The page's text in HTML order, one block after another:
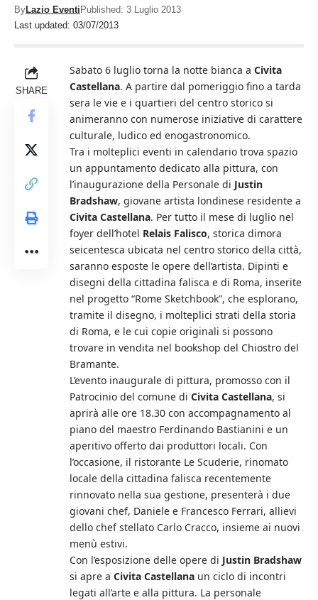
Last updated: 03/07/2013
ByLazio Eventi Published: 3 Luglio 2013
SHARE
Sabato 6 luglio torna la notte bianca a Civita
Castellana. A partire dal pomeriggio fino a tarda
sera le vie e i quartieri del centro storico si
animeranno con numerose iniziative di carattere
culturale, ludico ed enogastronomico.
Tra i molteplici eventi in calendario trova spazio
un appuntamento dedicato alla pittura, con
l’inaugurazione della Personale di Justin
Bradshaw, giovane artista londinese residente a
Civita Castellana. Per tutto il mese di luglio nel
foyer dell’hotel Relais Falisco, storica dimora
seicentesca ubicata nel centro storico della città,
saranno esposte le opere dell’artista. Dipinti e
disegni della cittadina falisca e di Roma, inserite
nel progetto “Rome Sketchbook”, che esplorano,
tramite il disegno, i molteplici strati della storia
di Roma, e le cui copie originali si possono
trovare in vendita nel bookshop del Chiostro del
Bramante.
L’evento inaugurale di pittura, promosso con il
Patrocinio del comune di Civita Castellana, si
aprirà alle ore 18.30 con accompagnamento al
piano del maestro Ferdinando Bastianini e un
aperitivo offerto dai produttori locali. Con
l’occasione, il ristorante Le Scuderie, rinomato
locale della cittadina falisca recentemente
rinnovato nella sua gestione, presenterà i due
giovani chef, Daniele e Francesco Ferrari, allievi
dello chef stellato Carlo Cracco, insieme ai nuovi
menù estivi.
Con l’esposizione delle opere di Justin Bradshaw
si apre a Civita Castellana un ciclo di incontri
legati all’arte e alla pittura. La personale